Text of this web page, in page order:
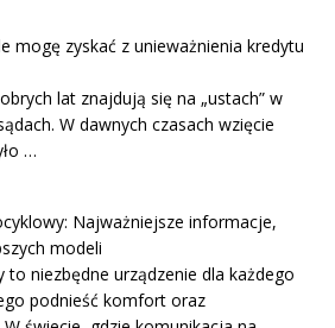
mogę zyskać z unieważnienia kredytu
lat znajdują się na „ustach” w
W dawnych czasach wzięcie
…
Najważniejsze informacje,
modeli
niezbędne urządzenie dla każdego
podnieść komfort oraz